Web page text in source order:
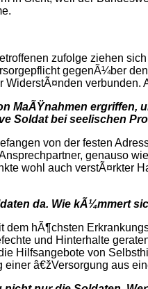
zufolge ziehen
gegenÃ¼ber
MaÃŸnahmen
Soldat bei seelischen
von der festen
genauso
wohl auch verstÃ¤rkter
da. Wie kÃ¼mmert
dem hÃ¶chsten
und Hinterhalte
Hilfsangebote von
â€žVersorgung aus